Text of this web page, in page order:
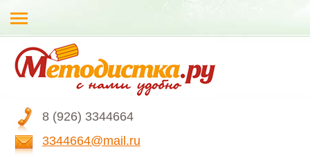
8 (926) 3344664
3344664@mail.ru